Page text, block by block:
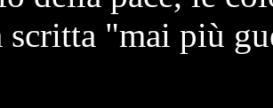
scritta "mai più